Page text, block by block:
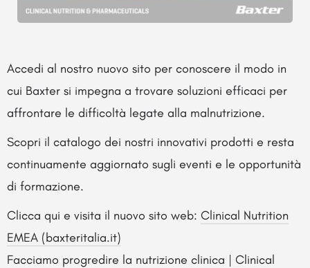
Accedi al nostro nuovo sito per conoscere il modo in
cui Baxter si impegna a trovare soluzioni efficaci per
affrontare le difficoltà legate alla malnutrizione.
Scopri il catalogo dei nostri innovativi prodotti e resta
continuamente aggiornato sugli eventi e le opportunità
di formazione.
Clicca qui e visita il nuovo sito web: Clinical Nutrition
EMEA (baxteritalia.it)
Facciamo progredire la nutrizione clinica | Clinical